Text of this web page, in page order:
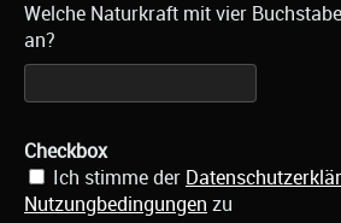
Welche Naturkraft mit vier
an?
Checkbox
Ich stimme der
Nutzungbedingungen zu